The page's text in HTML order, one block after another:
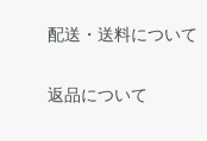
配送・送料について
返品について